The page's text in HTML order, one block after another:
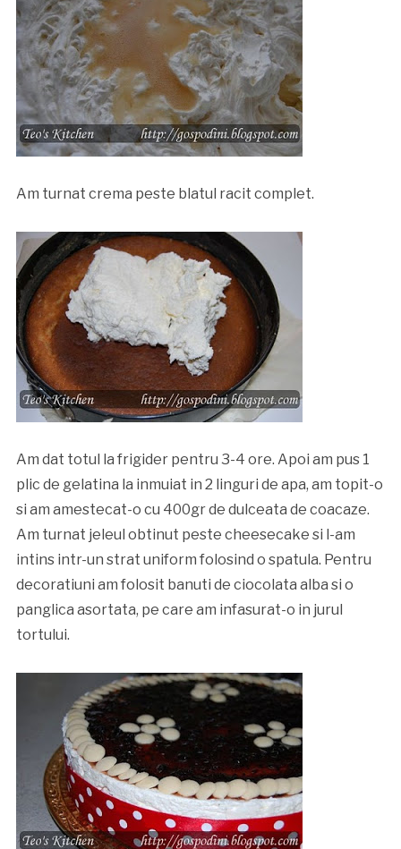
Am turnat crema peste blatul racit complet.
Am dat totul la frigider pentru 3-4 ore. Apoi am pus 1
plic de gelatina la inmuiat in 2 linguri de apa, am topit-o
si am amestecat-o cu 400gr de dulceata de coacaze.
Am turnat jeleul obtinut peste cheesecake si l-am
intins intr-un strat uniform folosind o spatula. Pentru
decoratiuni am folosit banuti de ciocolata alba si o
panglica asortata, pe care am infasurat-o in jurul
tortului.